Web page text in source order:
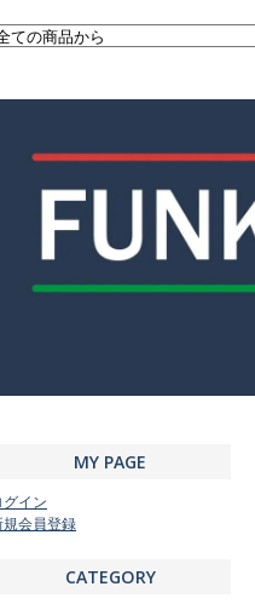
MY PAGE
グイン
規会員登録
CATEGORY